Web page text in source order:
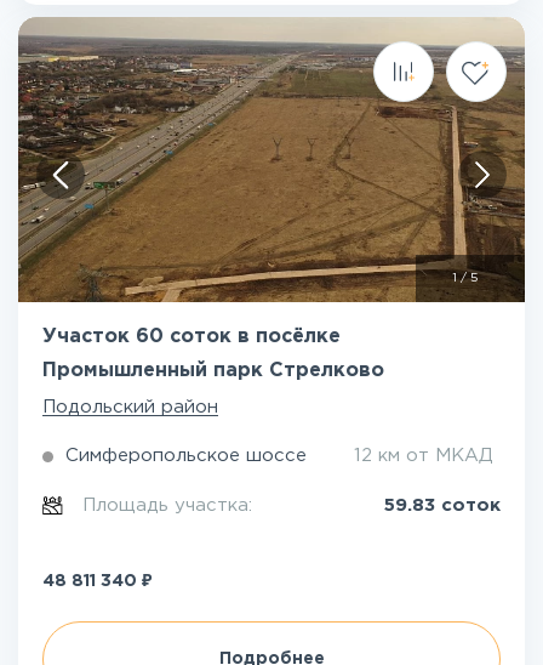
1/5
Участок 60 соток в посёлке
Промышленный парк Стрелково
Подольский район
Симферопольское шоссе 12 км от МКАД
Площадь участка: 59.83 соток
48 811 340 ₽
Подробнее